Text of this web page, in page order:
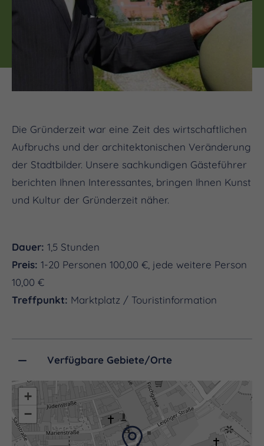
Die Gründerzeit war eine Zeit des wirtschaftlichen
Aufbruchs und der architektonischen Veränderung
der Stadtbilder. Unsere sachkundigen Gästeführer
berichten Ihnen Interessantes, bringen Ihnen Kunst
und Kultur der Gründerzeit näher.
Dauer: 1,5 Stunden
Preis: 1-20 Personen 100,00 €, jede weitere Person
10,00 €
Treffpunkt: Marktplatz / Touristinformation
Verfügbare Gebiete/Orte
+
−